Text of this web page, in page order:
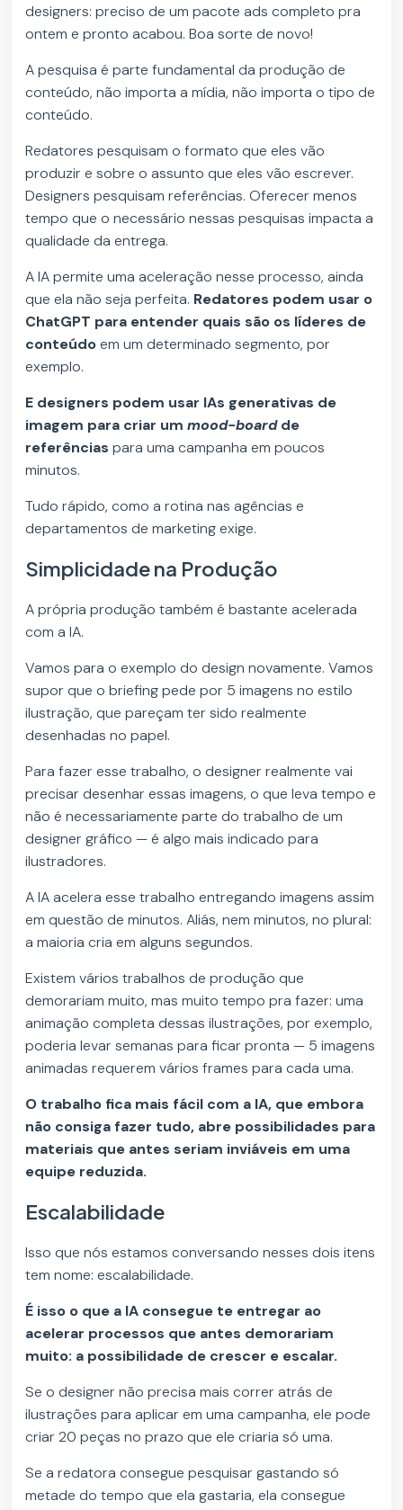
designers: preciso de um pacote ads completo pra
ontem e pronto acabou. Boa sorte de novo!
A pesquisa é parte fundamental da produção de
conteúdo, não importa a mídia, não importa o tipo de
conteúdo.
Redatores pesquisam o formato que eles vão
produzir e sobre o assunto que eles vão escrever.
Designers pesquisam referências. Oferecer menos
tempo que o necessário nessas pesquisas impacta a
qualidade da entrega.
A IA permite uma aceleração nesse processo, ainda
que ela não seja perfeita. Redatores podem usar o
ChatGPT para entender quais são os líderes de
conteúdoem um determinado segmento, por
exemplo.
E designers podem usar IAs generativas de
imagem para criar ummood-boardde
referências para uma campanha em poucos
minutos.
Tudo rápido, como a rotina nas agências e
departamentos de marketing exige.
Simplicidade na Produção
A própria produção também é bastante acelerada
com a IA.
Vamos para o exemplo do design novamente. Vamos
supor que o briefing pede por 5 imagens no estilo
ilustração, que pareçam ter sido realmente
desenhadas no papel.
Para fazer esse trabalho, o designer realmente vai
precisar desenhar essas imagens, o que leva tempo e
não é necessariamente parte do trabalho de um
designer gráfico — é algo mais indicado para
ilustradores.
A IA acelera esse trabalho entregando imagens assim
em questão de minutos. Aliás, nem minutos, no plural:
a maioria cria em alguns segundos.
Existem vários trabalhos de produção que
demorariam muito, mas muito tempo pra fazer: uma
animação completa dessas ilustrações, por exemplo,
poderia levar semanas para ficar pronta — 5 imagens
animadas requerem vários frames para cada uma.
O trabalho fica mais fácil com a IA, que embora
não consiga fazer tudo, abre possibilidades para
materiais que antes seriam inviáveis em uma
equipe reduzida.
Escalabilidade
Isso que nós estamos conversando nesses dois itens
tem nome: escalabilidade.
É isso o que a IA consegue te entregar ao
acelerar processos que antes demorariam
muito: a possibilidade de crescer e escalar.
Se o designer não precisa mais correr atrás de
ilustrações para aplicar em uma campanha, ele pode
criar 20 peças no prazo que ele criaria só uma.
Se a redatora consegue pesquisar gastando só
metade do tempo que ela gastaria, ela consegue